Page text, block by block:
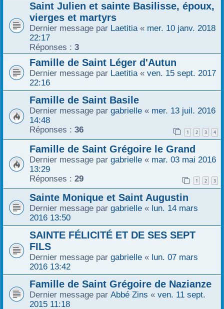
Saint Julien et sainte Basilisse, époux,
vierges et martyrs
Dernier message par Laetitia « mer. 10 janv. 2018
22:17
Réponses : 3
Famille de Saint Léger d'Autun
Dernier message par Laetitia « ven. 15 sept. 2017
22:16
Famille de Saint Basile
Dernier message par gabrielle « mer. 13 juil. 2016
14:48
Réponses : 36 1 2 3 4
Famille de Saint Grégoire le Grand
Dernier message par gabrielle « mar. 03 mai 2016
13:29
Réponses : 29 1 2 3
Sainte Monique et Saint Augustin
Dernier message par gabrielle « lun. 14 mars
2016 13:50
SAINTE FÉLICITÉ ET DE SES SEPT
FILS
Dernier message par gabrielle « lun. 07 mars
2016 13:42
Famille de Saint Grégoire de Nazianze
Dernier message par Abbé Zins « ven. 11 sept.
2015 11:18